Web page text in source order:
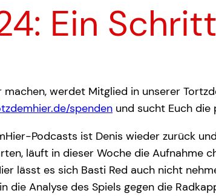
Ein
machen, werdet Mitglied in unserer
spenden und sucht Euch die
Podcasts ist Denis wieder zurück
läuft in dieser Woche die
lässt es sich Basti Red auch nicht
die Analyse des Spiels gegen die